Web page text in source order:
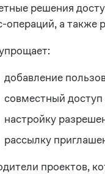
решения
операций, а также
добавление
совместный
настройку
рассылку
проектов,